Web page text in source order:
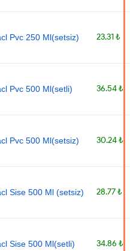
Pvc 250 Ml(setsiz) 23.31 ₺
Pvc 500 Ml(setli) 36.54 ₺
Pvc 500 Ml(setsiz) 30.24 ₺
Sise 500 Ml (setsiz) 28.77 ₺
Sise 500 Ml(setli) 34.86 ₺